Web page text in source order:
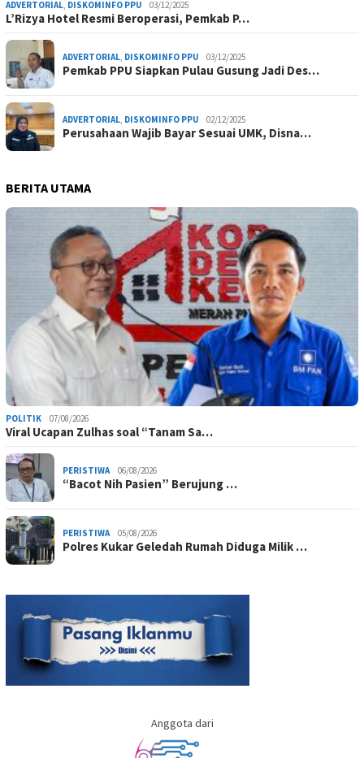
ADVERTORIAL DISKOMINFO PPU 03/12/2025
L’Rizya Hotel Resmi Beroperasi, Pemkab P…
ADVERTORIAL DISKOMINFO PPU 03/12/2025
Pemkab PPU Siapkan Pulau Gusung Jadi Des…
ADVERTORIAL DISKOMINFO PPU 02/12/2025
Perusahaan Wajib Bayar Sesuai UMK, Disna…
BERITA UTAMA
POLITIK 07/08/2026
Viral Ucapan Zulhas soal “Tanam Sa…
PERISTIWA 06/08/2026
“Bacot Nih Pasien” Berujung …
PERISTIWA 05/08/2026
Polres Kukar Geledah Rumah Diduga Milik …
Anggota dari